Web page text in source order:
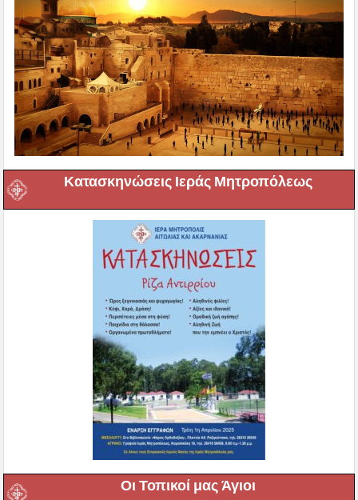
Κατασκηνώσεις Ιεράς Μητροπόλεως
Οι Τοπικοί μας Άγιοι